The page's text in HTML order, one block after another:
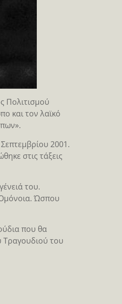
Πολιτισμού
και τον λαϊκό
2001.
στις τάξεις
του.
Ώσπου
που θα
Τραγουδιού του